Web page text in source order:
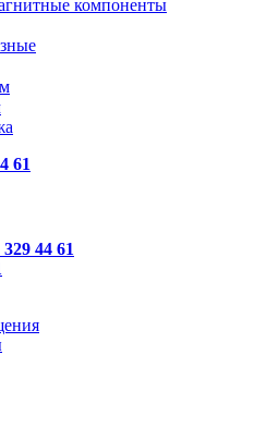
компоненты
61
329 44 61